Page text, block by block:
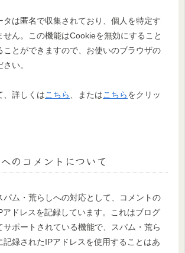
タは匿名で収集されており、個人を特定す
せん。この機能はCookieを無効にすること
ことができますので、お使いのブラウザの
い。
、詳しくはこちら 、またはこちらをクリッ
のコメントについて
パム・荒らしへの対応として、コメントの
アドレスを記録しています。これはブログ
サポートされている機能で、スパム・荒ら
記録されたIPアドレスを使用することはあ